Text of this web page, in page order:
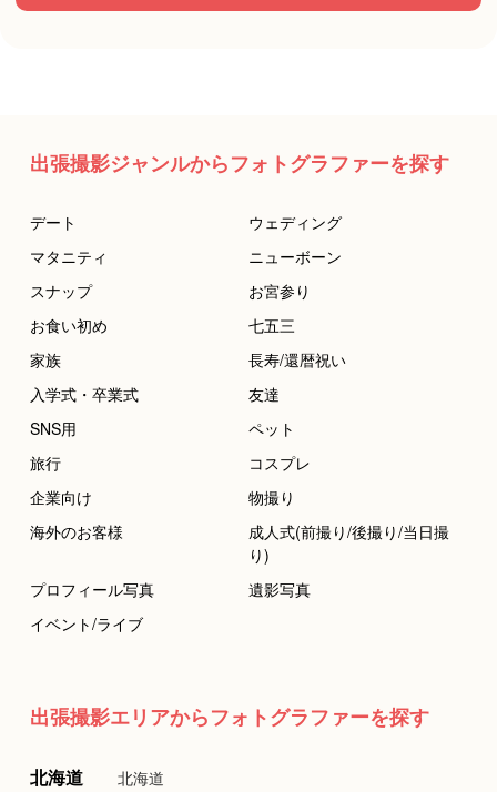
出張撮影ジャンルからフォトグラファーを探す
デート
ウェディング
マタニティ
ニューボーン
スナップ
お宮参り
お食い初め
七五三
家族
長寿/還暦祝い
入学式・卒業式
友達
SNS用
ペット
旅行
コスプレ
企業向け
物撮り
海外のお客様
成人式(前撮り/後撮り/当日撮
り)
プロフィール写真
遺影写真
イベント/ライブ
出張撮影エリアからフォトグラファーを探す
北海道 北海道